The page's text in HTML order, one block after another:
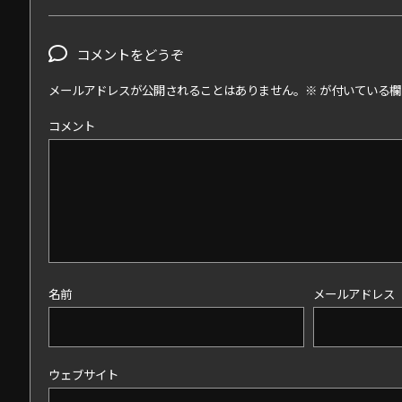
コメントをどうぞ
メールアドレスが公開されることはありません。 ※ が付いている
コメント
名前 メールアドレス
ウェブサイト